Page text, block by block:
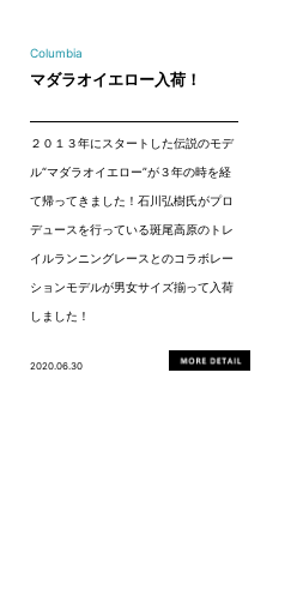
Columbia
マダラオイエロー入荷！
２０１３年にスタートした伝説のモデ
ル“マダラオイエロー”が３年の時を経
て帰ってきました！石川弘樹氏がプロ
デュースを行っている斑尾高原のトレ
イルランニングレースとのコラボレー
ションモデルが男女サイズ揃って入荷
しました！
2020.06.30